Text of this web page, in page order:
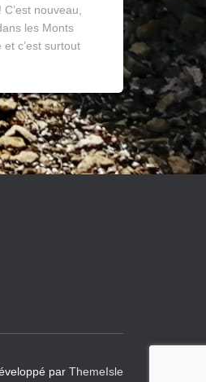
nouveau,
les Monts
et c’est surtout
par ThemeIsle